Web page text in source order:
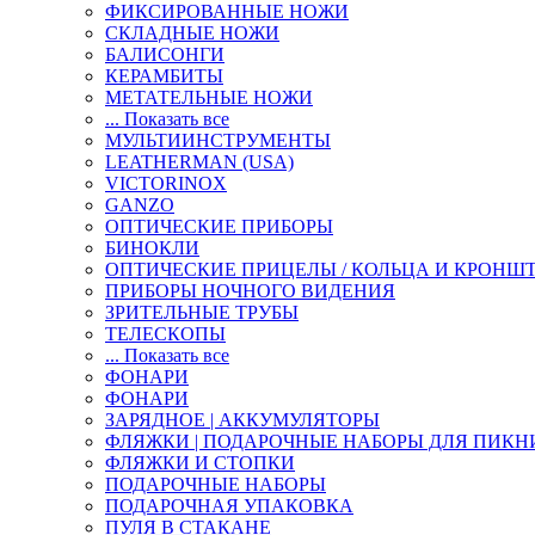
ФИКСИРОВАННЫЕ НОЖИ
СКЛАДНЫЕ НОЖИ
БАЛИСОНГИ
КЕРАМБИТЫ
МЕТАТЕЛЬНЫЕ НОЖИ
... Показать все
МУЛЬТИИНСТРУМЕНТЫ
LEATHERMAN (USA)
VICTORINOX
GANZO
ОПТИЧЕСКИЕ ПРИБОРЫ
БИНОКЛИ
ОПТИЧЕСКИЕ ПРИЦЕЛЫ / КОЛЬЦА И
ПРИБОРЫ НОЧНОГО ВИДЕНИЯ
ЗРИТЕЛЬНЫЕ ТРУБЫ
ТЕЛЕСКОПЫ
... Показать все
ФОНАРИ
ФОНАРИ
ЗАРЯДНОЕ | АККУМУЛЯТОРЫ
ФЛЯЖКИ | ПОДАРОЧНЫЕ НАБОРЫ ДЛЯ
ФЛЯЖКИ И СТОПКИ
ПОДАРОЧНЫЕ НАБОРЫ
ПОДАРОЧНАЯ УПАКОВКА
ПУЛЯ В СТАКАНЕ